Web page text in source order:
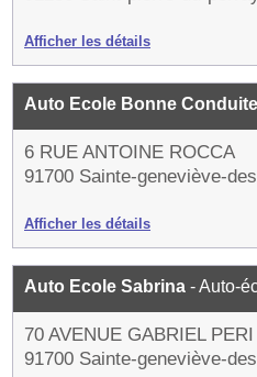
Afficher les détails
Auto Ecole Bonne
6 RUE ANTOINE ROCCA
91700 Sainte-geneviève-
Afficher les détails
Auto Ecole Sabrina - Auto-
70 AVENUE GABRIEL PERI
91700 Sainte-geneviève-